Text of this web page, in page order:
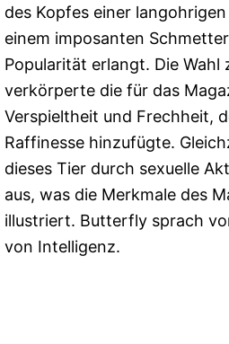
des Kopfes einer
einem imposanten
Popularität erlangt. Die Wahl
verkörperte die für das
Verspieltheit und Frechheit,
Raffinesse hinzufügte.
dieses Tier durch sexuelle
aus, was die Merkmale des
illustriert. Butterfly sprach
von Intelligenz.